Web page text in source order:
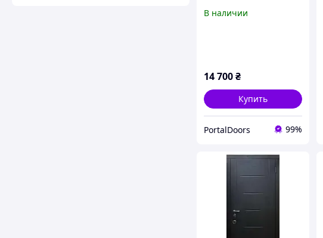
П-3К-503 Лучшие
В наличии
14 700₴
Купить
PortalDoors 99%